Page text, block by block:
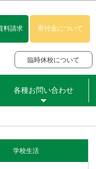
料請求 寄付金について
臨時休校について
各種お問い合わせ
学校生活